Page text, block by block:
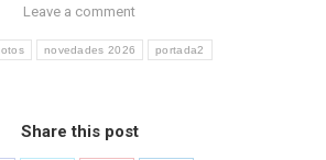
Leave a comment
novedades 2026 portada2
Share this post